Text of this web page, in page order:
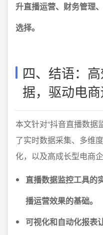
升直播运营、财务管理
选择。
四、结语：
据，驱动电
本文针对“抖音直播数据
了实时数据采集、多维
化，以及高成长型电商
直播数据监控工具的
播运营效果的基础。
可视化和自动化报表